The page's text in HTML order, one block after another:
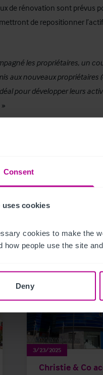
Consent
uses cookies
cookies to make the
how people use the site
Deny
de rénovation sont prévus
de repositionner
les propriétaires, un
aux nouveaux propriétaires
pour développer leurs
3/23/2025
Christie & Co